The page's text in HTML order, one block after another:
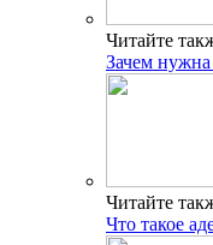
Читайте
Зачем нужна
Читайте
Что такое